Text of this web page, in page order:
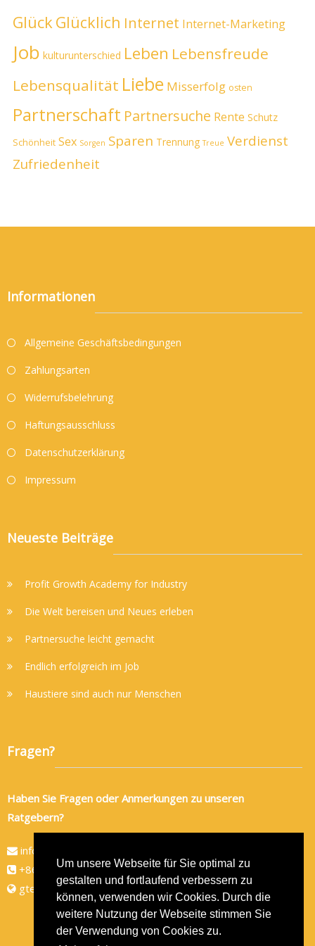
Um unsere Webseite für Sie optimal zu
gestalten und fortlaufend verbessern zu
können, verwenden wir Cookies. Durch die
weitere Nutzung der Webseite stimmen Sie
der Verwendung von Cookies zu.
GlückGlücklich Internet Internet-Marketing
Job kulturunterschied Leben Lebensfreude
Lebensqualität Liebe Misserfolg osten
Partnerschaft Partnersuche Rente Schutz
Schönheit Sex Sorgen Sparen Trennung Treue Verdienst
Zufriedenheit
Informationen
Allgemeine Geschäftsbedingungen
Zahlungsarten
Widerrufsbelehrung
Haftungsausschluss
Datenschutzerklärung
Impressum
Neueste Beiträge
Profit Growth Academy for Industry
Die Welt bereisen und Neues erleben
Partnersuche leicht gemacht
Endlich erfolgreich im Job
Haustiere sind auch nur Menschen
Fragen?
Haben Sie Fragen oder Anmerkungen zu unseren
Ratgebern?
info@gtec-shop.de
+86 134 82438080
gtec-shop.de